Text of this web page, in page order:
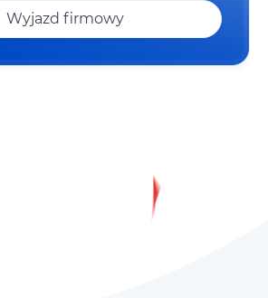
Wyjazd firmowy